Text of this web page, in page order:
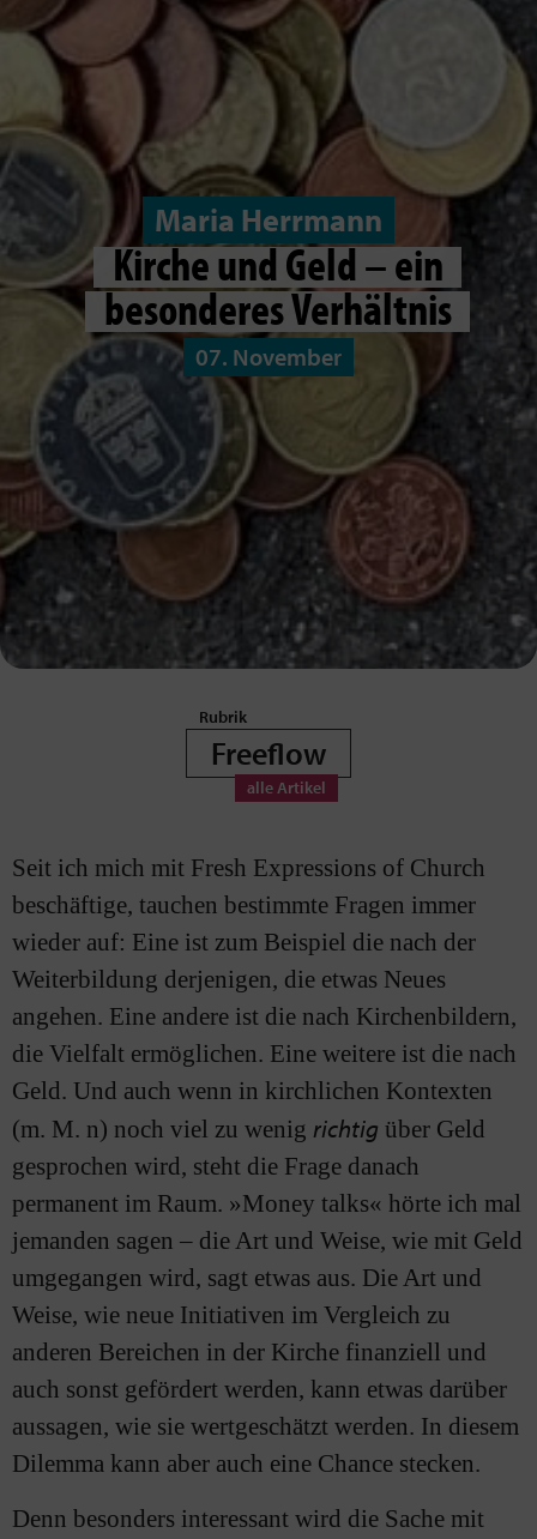
Maria Herrmann
Kirche und Geld – ein
besonderes Verhältnis
07. November
Freeflow
Seit ich mich mit Fresh Expressions of Church
beschäftige, tauchen bestimmte Fragen immer
wieder auf: Eine ist zum Beispiel die nach der
Weiterbildung derjenigen, die etwas Neues
angehen. Eine andere ist die nach Kirchenbildern,
die Vielfalt ermöglichen. Eine weitere ist die nach
Geld. Und auch wenn in kirchlichen Kontexten
(m. M. n) noch viel zu wenig richtig über Geld
gesprochen wird, steht die Frage danach
permanent im Raum. »Money talks« hörte ich mal
jemanden sagen – die Art und Weise, wie mit Geld
umgegangen wird, sagt etwas aus. Die Art und
Weise, wie neue Initiativen im Vergleich zu
anderen Bereichen in der Kirche finanziell und
auch sonst gefördert werden, kann etwas darüber
aussagen, wie sie wertgeschätzt werden. In diesem
Dilemma kann aber auch eine Chance stecken.
Denn besonders interessant wird die Sache mit